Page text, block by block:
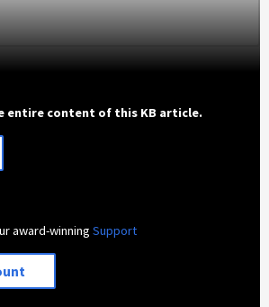
entire content of this KB article.
award-winningSupport